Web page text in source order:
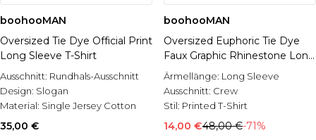
boohooMAN
Oversized Tie Dye Official Print
Long Sleeve T-Shirt
Ausschnitt: Rundhals-Ausschnitt
Design: Slogan
Material: Single Jersey Cotton
35,00 €
boohooMAN
Oversized Euphoric Tie Dye
Faux Graphic Rhinestone Long
Sleeve T-Shirt
Ärmellänge: Long Sleeve
Ausschnitt: Crew
Stil: Printed T-Shirt
14,00 €48,00 €-71%